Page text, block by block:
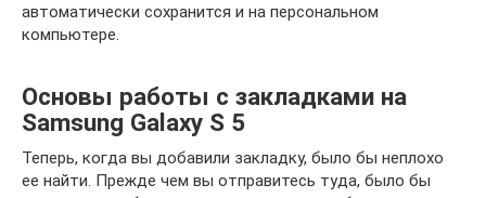
автоматически сохранится и на персональном
компьютере.
Основы работы с закладками на
Samsung Galaxy S 5
Теперь, когда вы добавили закладку, было бы неплохо
ее найти. Прежде чем вы отправитесь туда, было бы